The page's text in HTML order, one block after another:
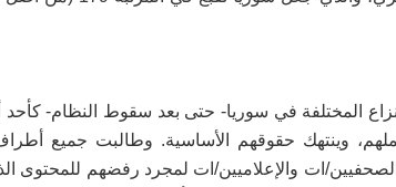
المختلفة في سوريا- حتى بعد سقوط النظام- كأحد
وينتهك حقوقهم الأساسية. وطالبت جميع
ات والإعلاميين/ات لمجرد رفضهم للمحتوى